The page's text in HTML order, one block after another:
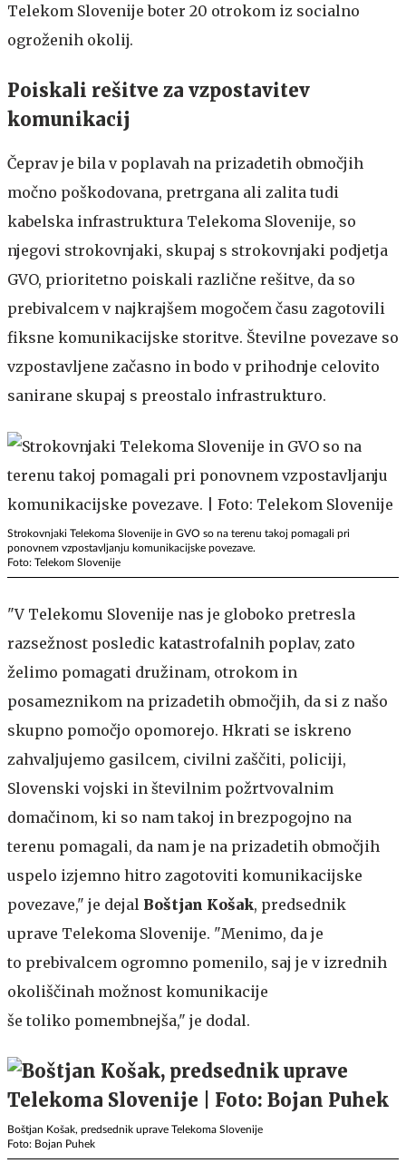
Telekom Slovenije boter 20 otrokom iz socialno
ogroženih okolij.
Poiskali rešitve za vzpostavitev
komunikacij
Čeprav je bila v poplavah na prizadetih območjih
močno poškodovana, pretrgana ali zalita tudi
kabelska infrastruktura Telekoma Slovenije, so
njegovi strokovnjaki, skupaj s strokovnjaki podjetja
GVO, prioritetno poiskali različne rešitve, da so
prebivalcem v najkrajšem mogočem času zagotovili
fiksne komunikacijske storitve. Številne povezave so
vzpostavljene začasno in bodo v prihodnje celovito
sanirane skupaj s preostalo infrastrukturo.
Strokovnjaki Telekoma Slovenije in GVO so na terenu takoj pomagali pri
ponovnem vzpostavljanju komunikacijske povezave.
Foto: Telekom Slovenije
"V Telekomu Slovenije nas je globoko pretresla
razsežnost posledic katastrofalnih poplav, zato
želimo pomagati družinam, otrokom in
posameznikom na prizadetih območjih, da si z našo
skupno pomočjo opomorejo. Hkrati se iskreno
zahvaljujemo gasilcem, civilni zaščiti, policiji,
Slovenski vojski in številnim požrtvovalnim
domačinom, ki so nam takoj in brezpogojno na
terenu pomagali, da nam je na prizadetih območjih
uspelo izjemno hitro zagotoviti komunikacijske
povezave," je dejal Boštjan Košak, predsednik
uprave Telekoma Slovenije. "Menimo, da je
to prebivalcem ogromno pomenilo, saj je v izrednih
okoliščinah možnost komunikacije
še toliko pomembnejša," je dodal.
Boštjan Košak, predsednik uprave Telekoma Slovenije
Foto: Bojan Puhek